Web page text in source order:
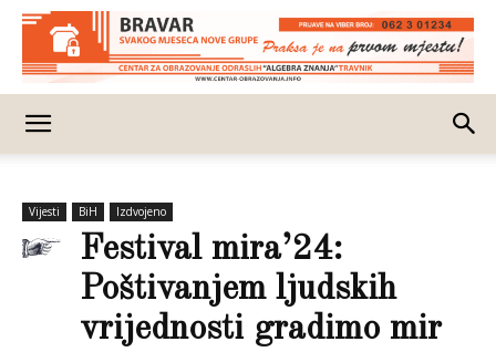
Vijesti BiH Izdvojeno
Festival mira’24:
Poštivanjem ljudskih
vrijednosti gradimo mir